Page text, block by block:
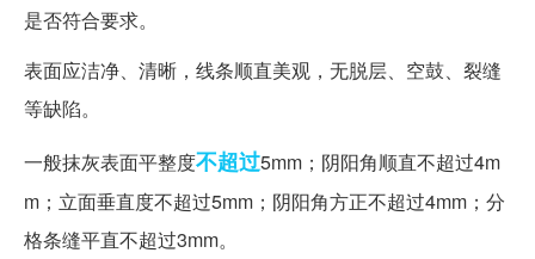
是否符合要求。
表面应洁净、清晰，线条顺直美观，无脱层、空鼓、裂缝
等缺陷。
一般抹灰表面平整度不超过5mm；阴阳角顺直不超过4m
m；立面垂直度不超过5mm；阴阳角方正不超过4mm；分
格条缝平直不超过3mm。